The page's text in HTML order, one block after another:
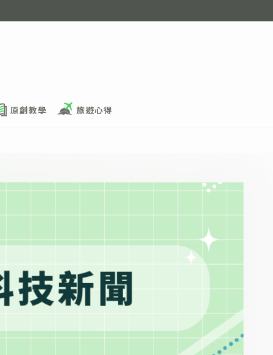
原創教學 旅遊心得